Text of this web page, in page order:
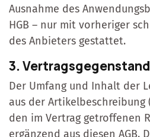
Ausnahme des
HGB – nur mit vorheriger
des Anbieters gestattet.
3.
Der Umfang und Inhalt der
aus der Artikelbeschreibung
den im Vertrag getroffenen
ergänzend aus diesen AGB.